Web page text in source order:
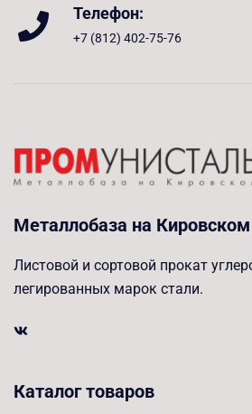
Телефон:
+7 (812) 402-75-76
Металлобаза на Кировском
Листовой и сортовой прокат
легированных марок стали.
Каталог товаров